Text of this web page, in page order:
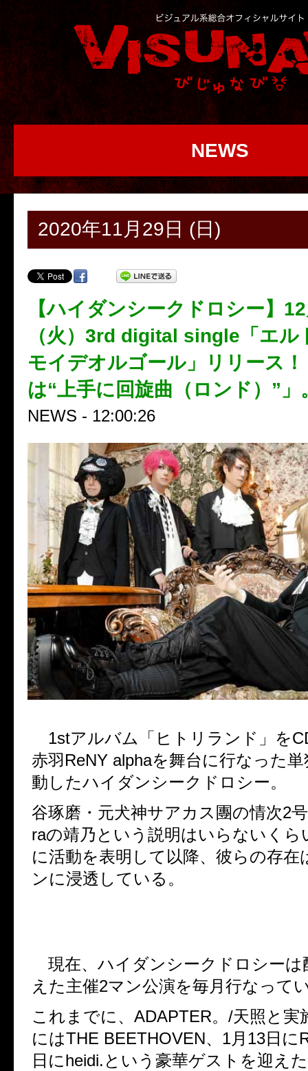
NEWS
2020年11月29日 (日)
【ハイダンシークドロシー】
（火）3rd digital single「エル
モイデオルゴール」リリース
は“上手に回旋曲（ロンド）”」
NEWS - 12:00:26
1stアルバム「ヒトリランド」を
赤羽 ReNY alphaを舞台に行なった
動したハイダンシークドロシー。
谷琢磨・元犬神サアカス團の情次2
raの靖乃という説明はいらないくら
に活動を表明して以降、彼らの存在
ンに浸透している。
現在、ハイダンシークドロシーは
えた主催2マン公演を毎月行なって
これまでに、 ADAPTER。 /天照と実
にはTHE BEETHOVEN、 1月 13日に
日にheidi. という豪華ゲストを迎え